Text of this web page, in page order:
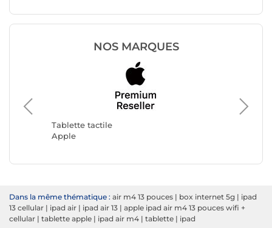
NOS MARQUES
Tablette tactile
Apple
Dans la même thématique : air m4 13 pouces | box internet 5g | ipad
13 cellular | ipad air | ipad air 13 | apple ipad air m4 13 pouces wifi +
cellular | tablette apple | ipad air m4 | tablette | ipad